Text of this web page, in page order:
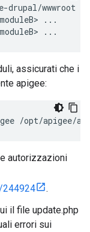
...
...
assicurati che i
apigee:
/opt/apigee/
autorizzazioni
244924
.
il file update.php
errori sui